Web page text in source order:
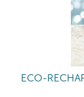
ECO-